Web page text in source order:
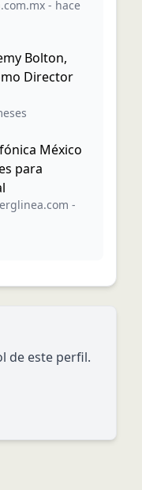
- hace
Bolton,
Director
México
para
-
de este perfil.